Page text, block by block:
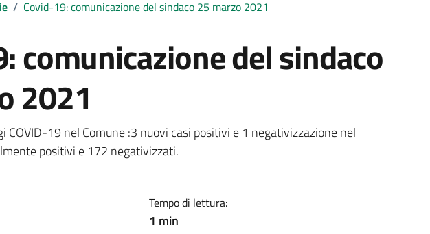
/ Covid-19: comunicazione del sindaco 25 marzo 2021
comunicazione del sindaco
2021
notizia
COVID-19 nel Comune :3 nuovi casi positivi e 1 negativizzazione nel
positivi e 172 negativizzati.
Tempo di lettura:
1 min